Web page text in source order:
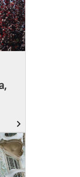
navigate_next